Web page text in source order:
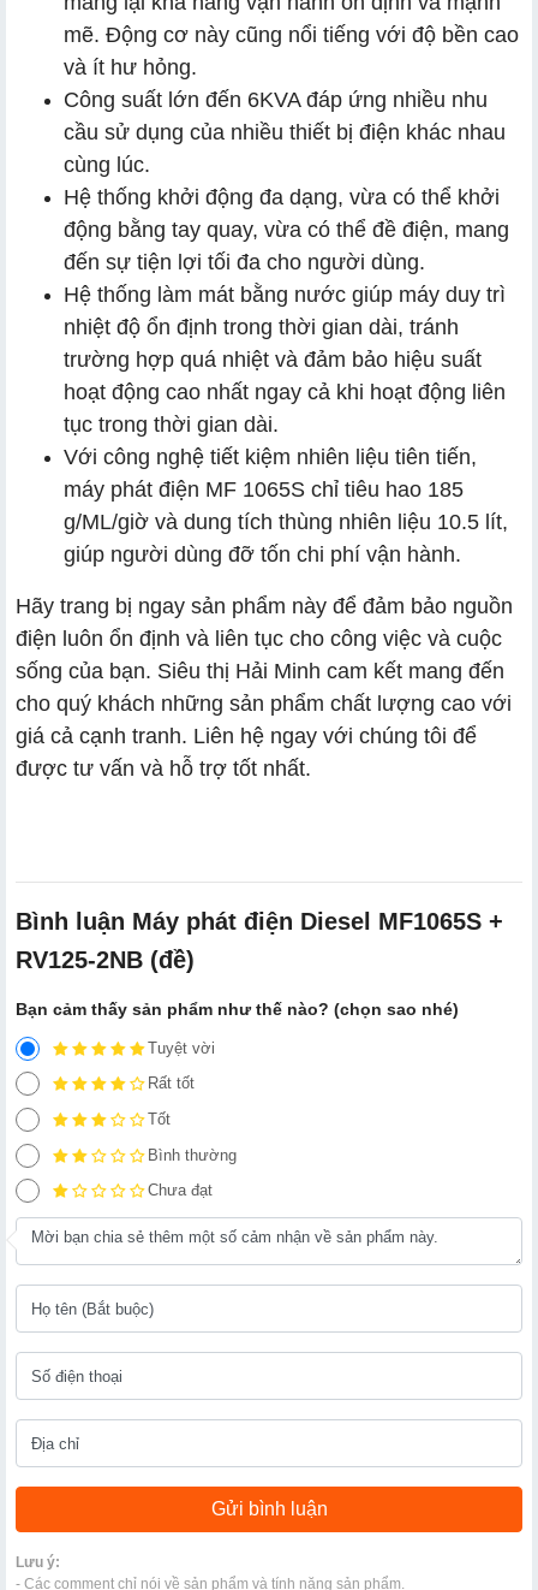
mẽ. Động cơ này cũng nổi tiếng với độ bền cao
và ít hư hỏng.
Công suất lớn đến 6KVA đáp ứng nhiều nhu
cầu sử dụng của nhiều thiết bị điện khác nhau
cùng lúc.
Hệ thống khởi động đa dạng, vừa có thể khởi
động bằng tay quay, vừa có thể đề điện, mang
đến sự tiện lợi tối đa cho người dùng.
Hệ thống làm mát bằng nước giúp máy duy trì
nhiệt độ ổn định trong thời gian dài, tránh
trường hợp quá nhiệt và đảm bảo hiệu suất
hoạt động cao nhất ngay cả khi hoạt động liên
tục trong thời gian dài.
Với công nghệ tiết kiệm nhiên liệu tiên tiến,
máy phát điện MF 1065S chỉ tiêu hao 185
g/ML/giờ và dung tích thùng nhiên liệu 10.5 lít,
giúp người dùng đỡ tốn chi phí vận hành.
Hãy trang bị ngay sản phẩm này để đảm bảo nguồn
điện luôn ổn định và liên tục cho công việc và cuộc
sống của bạn. Siêu thị Hải Minh cam kết mang đến
cho quý khách những sản phẩm chất lượng cao với
giá cả cạnh tranh. Liên hệ ngay với chúng tôi để
được tư vấn và hỗ trợ tốt nhất.
Bình luận Máy phát điện Diesel MF1065S +
RV125-2NB (đề)
Bạn cảm thấy sản phẩm như thế nào? (chọn sao nhé)
Tuyệt vời
Rất tốt
Tốt
Bình thường
Chưa đạt
Lưu ý:
- Các comment chỉ nói về sản phẩm và tính năng sản phẩm.